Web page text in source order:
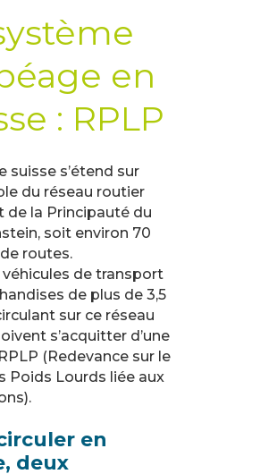
en
: RPLP
suisse s’étend sur
du réseau routier
de la Principauté du
soit environ 70
routes.
véhicules de transport
de plus de 3,5
sur ce réseau
s’acquitter d’une
(Redevance sur le
Poids Lourds liée aux
en
deux